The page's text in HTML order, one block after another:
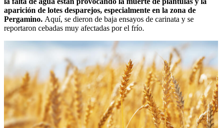
aparición de lotes desparejos, especialmente en la zona de
Pergamino. Aquí, se dieron de baja ensayos de carinata y se
reportaron cebadas muy afectadas por el frío.